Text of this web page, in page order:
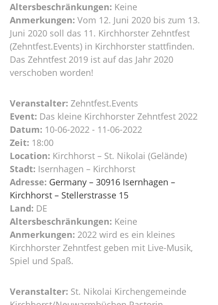
Altersbeschränkungen: Keine
Anmerkungen: Vom 12. Juni 2020 bis zum 13.
Juni 2020 soll das 11. Kirchhorster Zehntfest
(Zehntfest.Events) in Kirchhorster stattfinden.
Das Zehntfest 2019 ist auf das Jahr 2020
verschoben worden!
Veranstalter: Zehntfest.Events
Event: Das kleine Kirchhorster Zehntfest 2022
Datum: 10-06-2022 - 11-06-2022
Zeit: 18:00
Location: Kirchhorst – St. Nikolai (Gelände)
Stadt: Isernhagen – Kirchhorst
Adresse: Germany – 30916 Isernhagen –
Kirchhorst – Stellerstrasse 15
Land: DE
Altersbeschränkungen: Keine
Anmerkungen: 2022 wird es ein kleines
Kirchhorster Zehntfest geben mit Live-Musik,
Spiel und Spaß.
Veranstalter: St. Nikolai Kirchengemeinde